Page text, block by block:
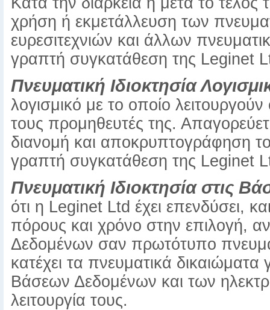
χρήση ή εκμετάλλευση των
ευρεσιτεχνιών και άλλων
γραπτή συγκατάθεση της Leginet
Πνευματική Ιδιοκτησία
λογισμικό με το οποίο
τους προμηθευτές της.
διανομή και αποκρυπτογράφηση
γραπτή συγκατάθεση της Leginet
Πνευματική Ιδιοκτησία στις
ότι η Leginet Ltd έχει επενδύσει,
πόρους και χρόνο στην επιλογή,
Δεδομένων σαν πρωτότυπο
κατέχει τα πνευματικά
Βάσεων Δεδομένων και των
λειτουργία τους.